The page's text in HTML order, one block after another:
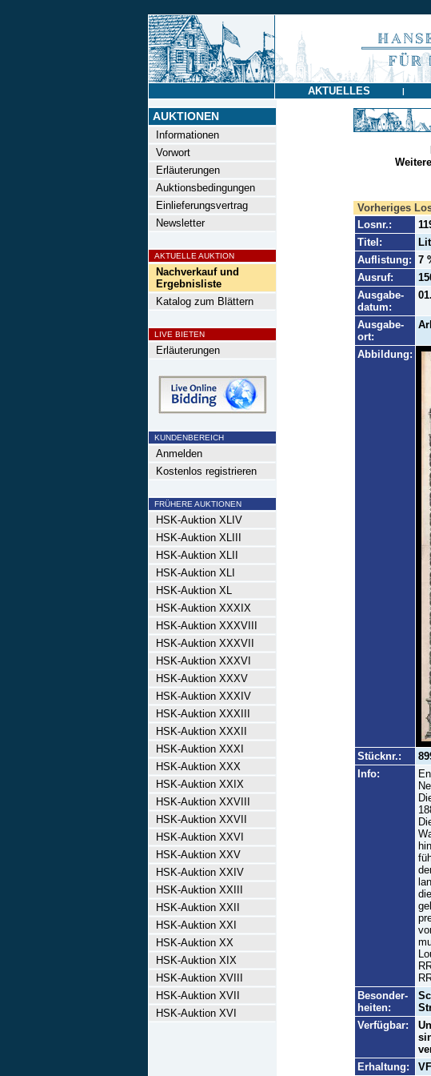
AKTUELLES |
AUKTIONEN
Informationen
Vorwort
Erläuterungen
Auktionsbedingungen
Einlieferungsvertrag
Newsletter
AKTUELLE AUKTION
Nachverkauf und
Ergebnisliste
Katalog zum Blättern
LIVE BIETEN
Erläuterungen
KUNDENBEREICH
Anmelden
Kostenlos registrieren
FRÜHERE AUKTIONEN
HSK-Auktion XLIV
HSK-Auktion XLIII
HSK-Auktion XLII
HSK-Auktion XLI
HSK-Auktion XL
HSK-Auktion XXXIX
HSK-Auktion XXXVIII
HSK-Auktion XXXVII
HSK-Auktion XXXVI
HSK-Auktion XXXV
HSK-Auktion XXXIV
HSK-Auktion XXXIII
HSK-Auktion XXXII
HSK-Auktion XXXI
HSK-Auktion XXX
HSK-Auktion XXIX
HSK-Auktion XXVIII
HSK-Auktion XXVII
HSK-Auktion XXVI
HSK-Auktion XXV
HSK-Auktion XXIV
HSK-Auktion XXIII
HSK-Auktion XXII
HSK-Auktion XXI
HSK-Auktion XX
HSK-Auktion XIX
HSK-Auktion XVIII
HSK-Auktion XVII
HSK-Auktion XVI
Vorheriges
Losnr.:
Titel:
Auflistung: 7
Ausruf:
Ausgabe-
datum:
Ausgabe-
ort:
Abbildung:
Stücknr.:
Info:
Besonder-
heiten:
Verfügbar:
Erhaltung: